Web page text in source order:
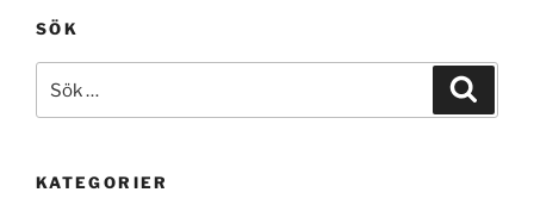
SÖK
efter:
KATEGORIER